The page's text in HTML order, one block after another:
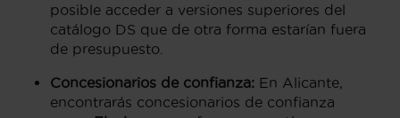
posible acceder a versiones superiores del
catálogo DS que de otra forma estarían fuera
de presupuesto.
Concesionarios de confianza: En Alicante,
encontrarás concesionarios de confianza